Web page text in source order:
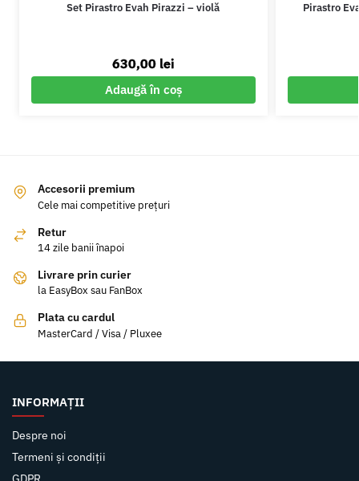
Set Pirastro Evah Pirazzi – violă
630,00 lei
Adaugă în coș
Pirastro
Accesorii premium
Cele mai competitive prețuri
Retur
14 zile banii înapoi
Livrare prin curier
la EasyBox sau FanBox
Plata cu cardul
MasterCard / Visa / Pluxee
INFORMAȚII
Despre noi
Termeni și condiții